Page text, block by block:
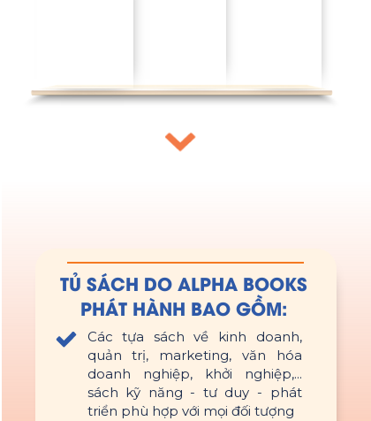
TỦ SÁCH DO ALPHA BOOKS
PHÁT HÀNH BAO GỒM:
Các tựa sách về kinh doanh,
quản trị, marketing, văn hóa
doanh nghiệp, khởi nghiệp,...
sách kỹ năng - tư duy - phát
triển phù hợp với mọi đối tượng